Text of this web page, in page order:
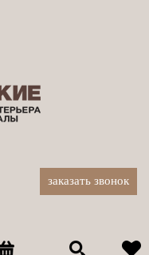
заказать звонок